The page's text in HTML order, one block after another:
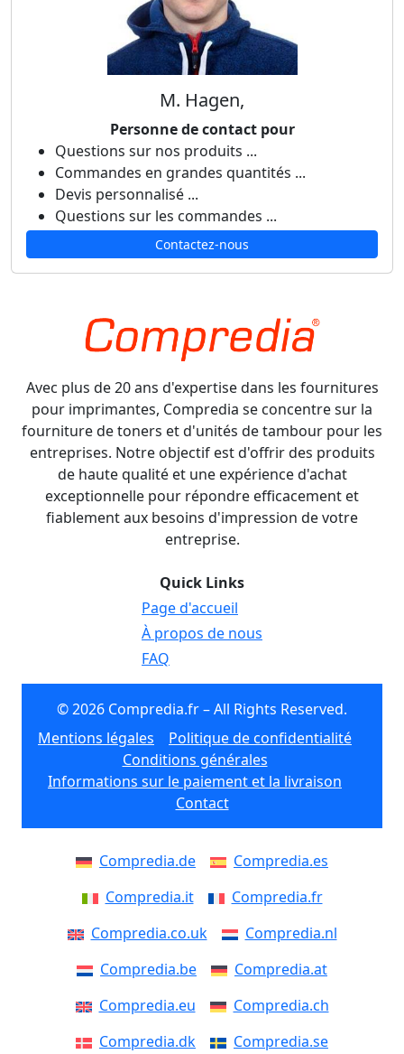
M. Hagen,
Personne de contact pour
Questions sur nos produits ...
Commandes en grandes quantités ...
Devis personnalisé ...
Questions sur les commandes ...
Contactez-nous
Avec plus de 20 ans d'expertise dans les fournitures
pour imprimantes, Compredia se concentre sur la
fourniture de toners et d'unités de tambour pour les
entreprises. Notre objectif est d'offrir des produits
de haute qualité et une expérience d'achat
exceptionnelle pour répondre efficacement et
fiablement aux besoins d'impression de votre
entreprise.
Quick Links
Page d'accueil
À propos de nous
FAQ
© 2026 Compredia.fr – All Rights Reserved.
Mentions légales
Politique de confidentialité
Conditions générales
Informations sur le paiement et la livraison
Contact
Compredia.de
Compredia.es
Compredia.it
Compredia.fr
Compredia.co.uk
Compredia.nl
Compredia.be
Compredia.at
Compredia.eu
Compredia.ch
Compredia.dk
Compredia.se